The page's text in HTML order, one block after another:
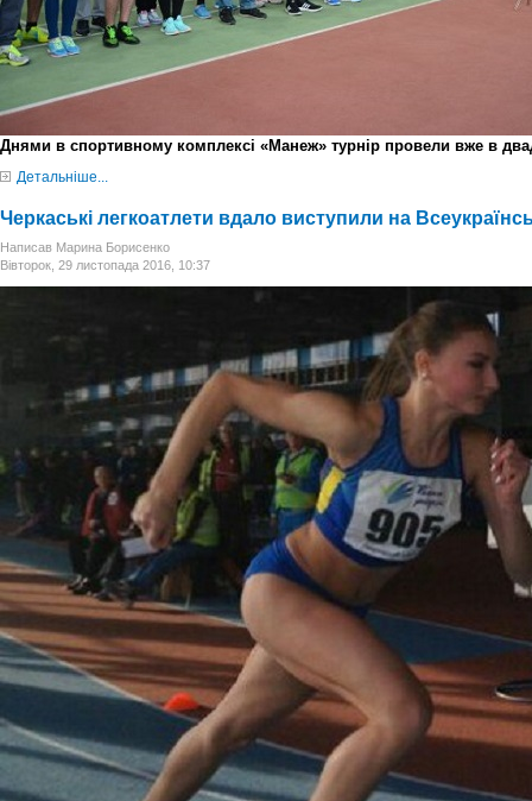
Днями в спортивному комплексі «Манеж» турнір провели вже в
Детальніше...
Черкаські легкоатлети вдало виступили на
Написав Марина Борисенко
Вівторок, 29 листопада 2016, 10:37